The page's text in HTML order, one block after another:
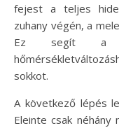
fejest a teljes
zuhany végén, a
Ez segít a
sokkot.
A következő lépés
Eleinte csak néhány